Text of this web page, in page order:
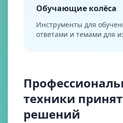
Обучающие колёса
Инструменты для
ответами и темами для
техники
решений